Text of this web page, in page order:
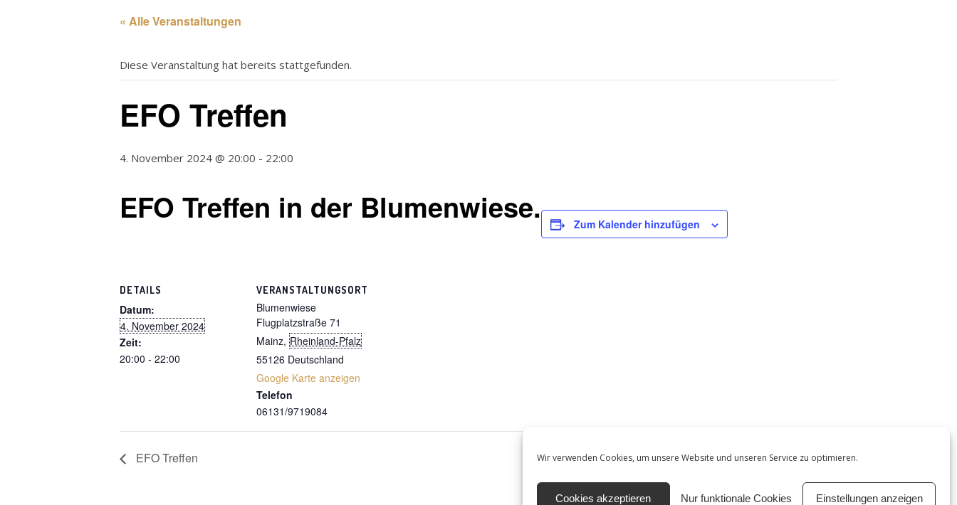
Wir verwenden Cookies, um unsere Website und unseren Service zu optimieren.
Cookies akzeptieren Nur funktionale Cookies Einstellungen anzeigen
« Alle Veranstaltungen
Diese Veranstaltung hat bereits stattgefunden.
EFO Treffen
4. November 2024 @ 20:00 - 22:00
EFO Treffen in der Blumenwiese. Zum Kalender hinzufügen
DETAILS
Datum:
4. November 2024
Zeit:
20:00 - 22:00
VERANSTALTUNGSORT
Blumenwiese
Flugplatzstraße 71
Mainz, Rheinland-Pfalz
55126 Deutschland
Google Karte anzeigen
Telefon
06131/9719084
EFO Treffen EFO Treffen